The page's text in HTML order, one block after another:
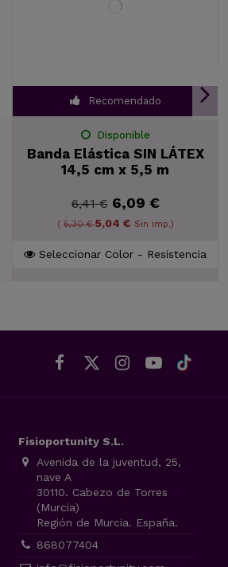
Recomendado
Disponible
Banda Elástica SIN LÁTEX
14,5 cm x 5,5 m
6,41 € 6,09 €
(5,30 €5,04 € Sin imp.)
Seleccionar Color - Resistencia
Fisioportunity S.L.
Avenida de la juventud, 25,
nave A
30110. Cabezo de Torres
(Murcia)
Región de Murcia. España.
868077404